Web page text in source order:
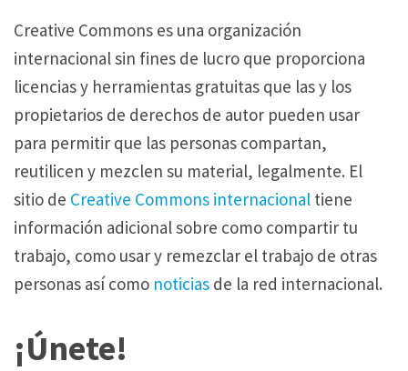
Creative Commons es una organización
internacional sin fines de lucro que proporciona
licencias y herramientas gratuitas que las y los
propietarios de derechos de autor pueden usar
para permitir que las personas compartan,
reutilicen y mezclen su material, legalmente. El
sitio de Creative Commons internacional tiene
información adicional sobre como compartir tu
trabajo, como usar y remezclar el trabajo de otras
personas así como noticias de la red internacional.
¡Únete!